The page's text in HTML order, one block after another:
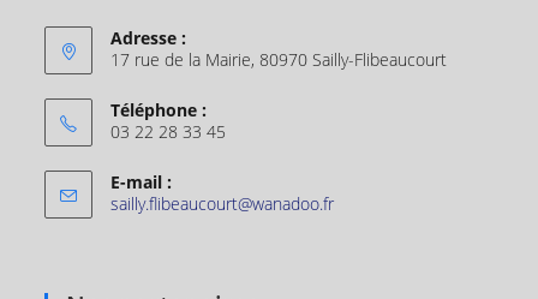
Adresse :
17 rue de la Mairie, 80970 Sailly-Flibeaucourt
Téléphone :
03 22 28 33 45
E-mail :
sailly.flibeaucourt@wanadoo.fr